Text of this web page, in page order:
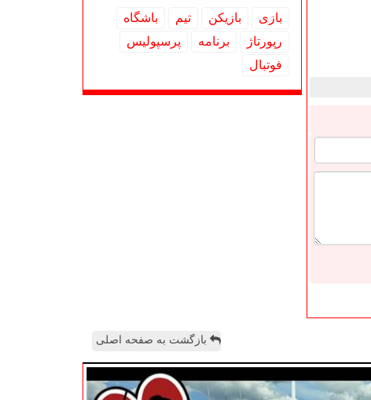
بازی بازیكن تیم
باشگاه
رپورتاژ
برنامه
پرسپولیس
فوتبال
بازگشت به صفحه اصلی